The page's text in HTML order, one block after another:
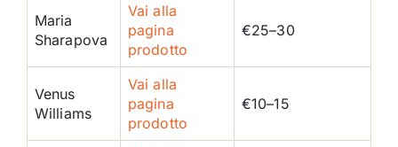
Maria
Sharapova
Vai alla
pagina
prodotto
€25–30
Venus
Williams
Vai alla
pagina
prodotto
€10–15